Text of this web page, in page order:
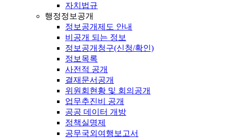
자치법규
행정정보공개
정보공개제도 안내
비공개 되는 정보
정보공개청구(신청/확인)
정보목록
사전적 공개
결재문서공개
위원회현황 및 회의공개
업무추진비 공개
공공 데이터 개방
정책실명제
공무국외여행보고서